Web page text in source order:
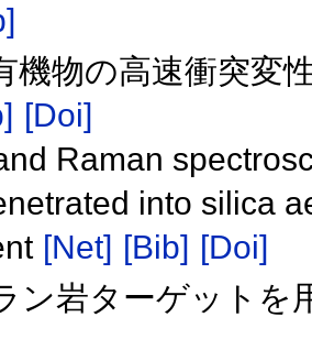
機物の高速衝突変
[Doi]
Raman
into silica
[Net] [Bib] [Doi]
ン岩ターゲットを